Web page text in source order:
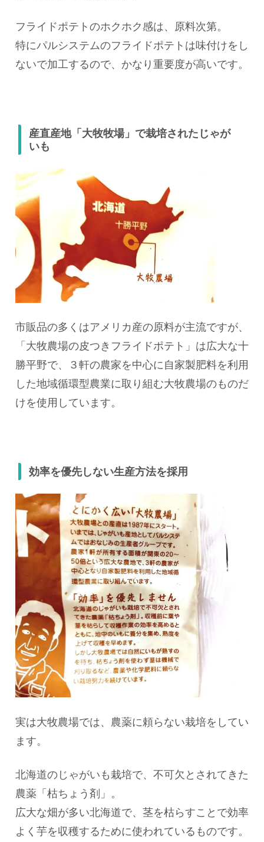
フライドポテトのホクホク感は、原料次第。
特にパルシステムのフライドポテトは味付けをし
ないで加工するので、かなり重要度が高いです。
産直産地「大牧牧場」で栽培されたじゃが
いも
市販品の多くはアメリカ産の原料が主流ですが、
「大牧農場の皮つきフライドポテト」は広大な十
勝平野で、３軒の農家を中心に自家製肥料を利用
した地域循環型農業に取り組む大牧農場のものだ
けを使用しています。
効率を優先しない生産方法を採用
実は大牧農場では、 農薬に頼らない栽培をしてい
ます。
北海道のじゃがいも栽培で、不可欠とされてきた
農薬「枯ちょう剤」。
広大な畑が多い北海道で、茎を枯らすことで効率
よく芋を収穫するために使われているものです。